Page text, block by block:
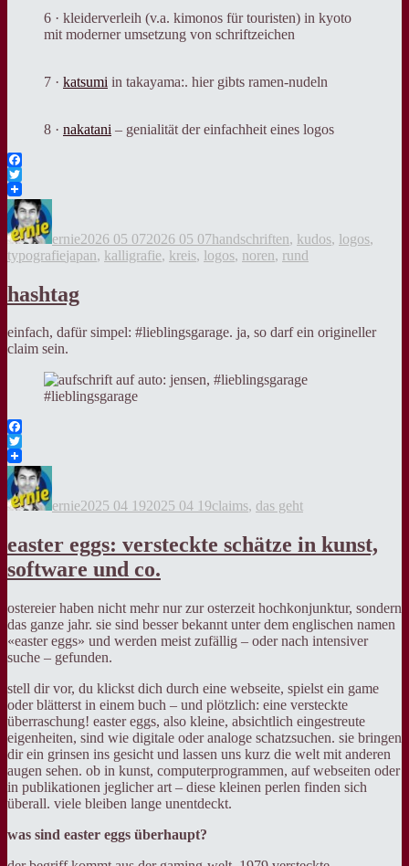
6 · kleiderverleih (v.a. kimonos für touristen) in kyoto
mit moderner umsetzung von schriftzeichen
7 · katsumi in takayama:. hier gibts ramen-nudeln
8 · nakatani – genialität der einfachheit eines logos
Facebook
Twitter
ernie2026 05 072026 05 07handschriften, kudos, logos,
typografieTags
japan, kalligrafie, kreis, logos, noren, rund
hashtag
einfach, dafür simpel: #lieblingsgarage. ja, so darf ein origineller
claim sein.
#lieblingsgarage
Facebook
Twitter
ernie2025 04 192025 04 19claims, das geht
easter eggs: versteckte schätze in kunst,
software und co.
ostereier haben nicht mehr nur zur osterzeit hochkonjunktur, sondern
das ganze jahr. sie sind besser bekannt unter dem englischen namen
«easter eggs» und werden meist zufällig – oder nach intensiver
suche – gefunden.
stell dir vor, du klickst dich durch eine webseite, spielst ein game
oder blätterst in einem buch – und plötzlich: eine versteckte
überraschung! easter eggs, also kleine, absichtlich eingestreute
eigenheiten, sind wie digitale oder analoge schatzsuchen. sie bringen
dir ein grinsen ins gesicht und lassen uns kurz die welt mit anderen
augen sehen. ob in kunst, computerprogrammen, auf webseiten oder
in publikationen jeglicher art – diese kleinen perlen finden sich
überall. viele bleiben lange unentdeckt.
was sind easter eggs überhaupt?